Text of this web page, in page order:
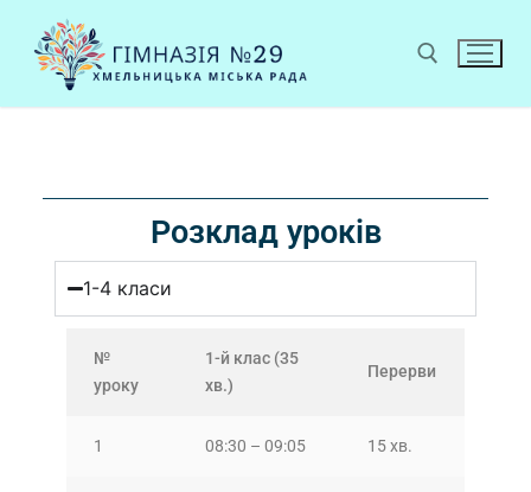
Розклад уроків
1-4 класи
№
уроку
1-й клас (35
хв.)
Перерви
1 08:30 – 09:05 15 хв.